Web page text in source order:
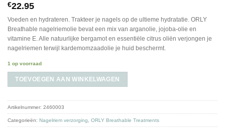
€22.95
Voeden en hydrateren. Trakteer je nagels op de ultieme hydratatie. ORLY
Breathable nagelriemolie bevat een mix van arganolie, jojoba-olie en
vitamine E. Alle natuurlijke bergamot en essentiële citrus oliën verjongen je
nagelriemen terwijl kardemomzaadolie je huid beschermt.
1 op voorraad
TOEVOEGEN AAN WINKELWAGEN
Artikelnummer: 2460003
Categorieën: Nagelriem verzorging, ORLY Breathable Treatments